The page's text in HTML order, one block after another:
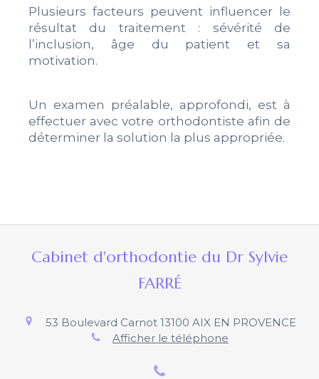
Plusieurs facteurs peuvent influencer le
résultat du traitement : sévérité de
l’inclusion, âge du patient et sa
motivation.
Un examen préalable, approfondi, est à
effectuer avec votre orthodontiste afin de
déterminer la solution la plus appropriée.
Cabinet d'orthodontie du Dr Sylvie
FARRÉ
53 Boulevard Carnot 13100 AIX EN PROVENCE
Afficher le téléphone